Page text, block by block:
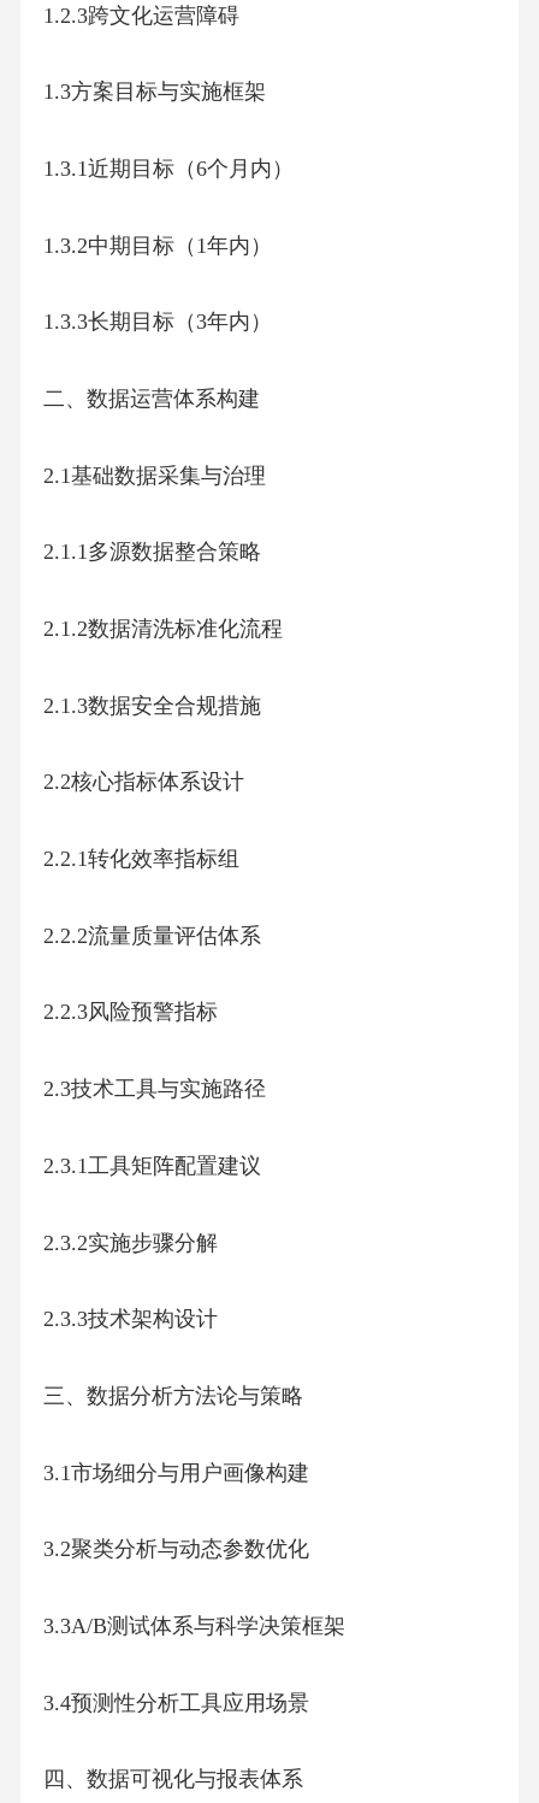
1.2.3跨文化运营障碍
1.3方案目标与实施框架
1.3.1近期目标（6个月内）
1.3.2中期目标（1年内）
1.3.3长期目标（3年内）
二、数据运营体系构建
2.1基础数据采集与治理
2.1.1多源数据整合策略
2.1.2数据清洗标准化流程
2.1.3数据安全合规措施
2.2核心指标体系设计
2.2.1转化效率指标组
2.2.2流量质量评估体系
2.2.3风险预警指标
2.3技术工具与实施路径
2.3.1工具矩阵配置建议
2.3.2实施步骤分解
2.3.3技术架构设计
三、数据分析方法论与策略
3.1市场细分与用户画像构建
3.2聚类分析与动态参数优化
3.3A/B测试体系与科学决策框架
3.4预测性分析工具应用场景
四、数据可视化与报表体系